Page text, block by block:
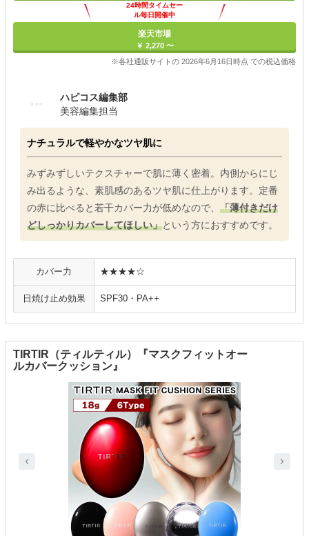
24時間タイムセー
ル毎日開催中
楽天市場
￥ 2,270 〜
※各社通販サイトの 2026年6月16日時点 での税込価格
ハピコス編集部
美容編集担当
ナチュラルで軽やかなツヤ肌に
みずみずしいテクスチャーで肌に薄く密着。内側からにじ
み出るような、素肌感のあるツヤ肌に仕上がります。定番
の赤に比べると若干カバー力が低めなので、 「薄付きだけ
どしっかりカバーしてほしい」という方におすすめです。
カバー力 ★★★★☆
日焼け止め効果 SPF30・PA++
TIRTIR（ティルティル）『マスクフィットオー
ルカバークッション』